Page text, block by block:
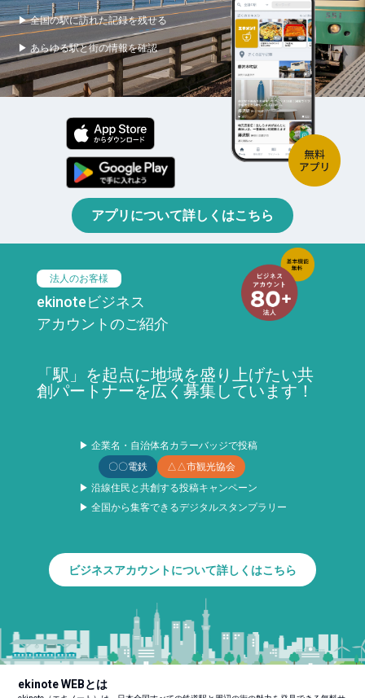
▶ 全国の駅に訪れた記録を残せる
▶ あらゆる駅と街の情報を確認
アプリについて詳しくはこちら
法人のお客様
ekinoteビジネス
アカウントのご紹介
「駅」を起点に地域を盛り上げたい共
創パートナーを広く募集しています！
▶ 企業名・自治体名カラーバッジで投稿
〇〇電鉄
△△市観光協会
▶ 沿線住民と共創する投稿キャンペーン
▶ 全国から集客できるデジタルスタンプラリー
ビジネスアカウントについて詳しくはこちら
ekinote WEBとは